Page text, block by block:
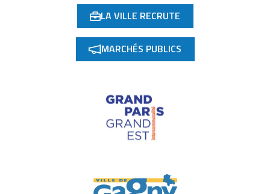
LA VILLE RECRUTE
(OUVERTURE DANS UN NOUVEL ONGLET)
MARCHÉS PUBLICS
(OUVERTURE DANS UN NOUVEL ONGLET)